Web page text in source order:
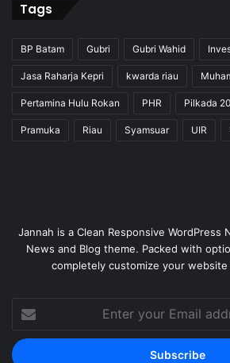
Tags
BP Batam Gubri Gubri Wahid
Jasa Raharja Kepri kwarda riau
Pertamina Hulu Rokan PHR Pilkada
Pramuka Riau Syamsuar UIR
Jannah is a Clean Responsive WordPress
News and Blog theme. Packed with
completely customize your
your
Email
address